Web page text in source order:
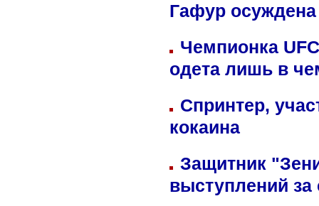
Гафур осуждена
Чемпионка
одета лишь в
Спринтер,
кокаина
Защитник
выступлений